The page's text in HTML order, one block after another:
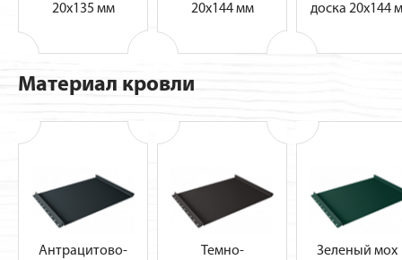
20х135 мм
20х144 мм
доска 20х144
Материал кровли
Антрацитово-
Темно-
Зеленый